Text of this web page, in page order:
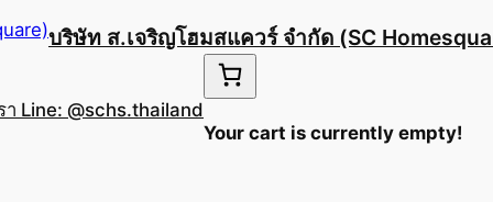
บริษัท ส.เจริญโฮมสแควร์ จำกัด (SC
า Line: @schs.thailand
Your cart is currently empty!